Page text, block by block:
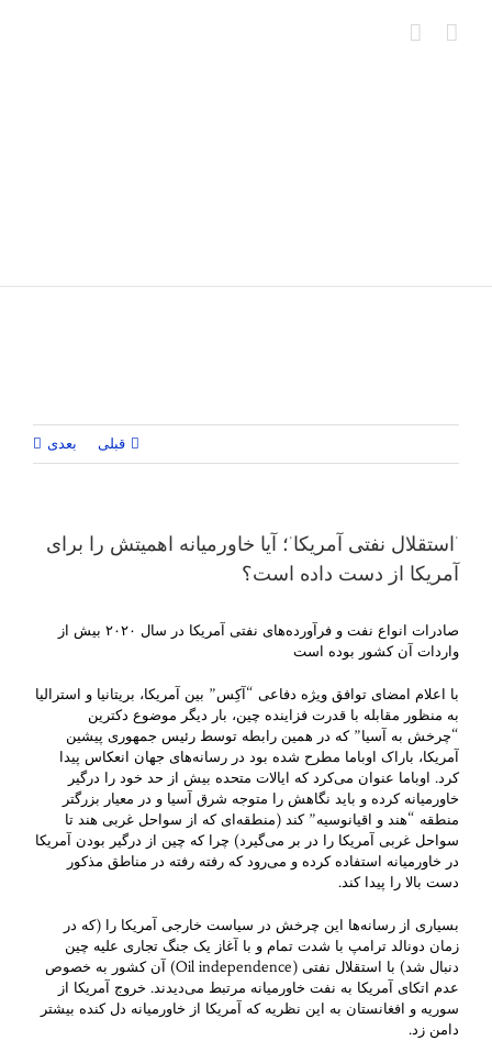
قبلی بعدی
‘استقلال نفتی آمریکا’؛ آیا خاورمیانه اهمیتش را برای
آمریکا از دست داده است؟
صادرات انواع نفت و فرآورده‌های نفتی آمریکا در سال ۲۰۲۰ بیش از
واردات آن کشور بوده است
با اعلام امضای توافق ویژه دفاعی “آکِس” بین آمریکا، بریتانیا و استرالیا
به منظور مقابله با قدرت فزاینده چین، بار دیگر موضوع دکترین
“چرخش به آسیا” که در همین رابطه توسط رئیس جمهوری پیشین
آمریکا، باراک اوباما مطرح شده بود در رسانه‌های جهان انعکاس پیدا
کرد. اوباما عنوان می‌کرد که ایالات متحده بیش از حد خود را درگیر
خاورمیانه کرده و باید نگاهش را متوجه شرق آسیا و در معیار بزرگتر
منطقه “هند و اقیانوسیه” کند (منطقه‌ای که از سواحل غربی هند تا
سواحل غربی آمریکا را در بر می‌گیرد) چرا که چین از درگیر بودن آمریکا
در خاورمیانه استفاده کرده و می‌رود که رفته رفته در مناطق مذکور
دست بالا را پیدا کند.
بسیاری از رسانه‌ها این چرخش در سیاست خارجی آمریکا را (که در
زمان دونالد ترامپ با شدت تمام و با آغاز یک جنگ تجاری علیه چین
دنبال شد) با استقلال نفتی (Oil independence) آن کشور به خصوص
عدم اتکای آمریکا به نفت خاورمیانه مرتبط می‌دیدند. خروج آمریکا از
سوریه و افغانستان به این نظریه که آمریکا از خاورمیانه دل کنده بیشتر
دامن زد.